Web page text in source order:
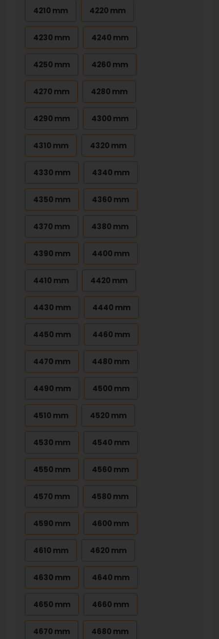
4210 mm 4220 mm
4230 mm 4240 mm
4250 mm 4260 mm
4270 mm 4280 mm
4290 mm 4300 mm
4310 mm 4320 mm
4330 mm 4340 mm
4350 mm 4360 mm
4370 mm 4380 mm
4390 mm 4400 mm
4410 mm 4420 mm
4430 mm 4440 mm
4450 mm 4460 mm
4470 mm 4480 mm
4490 mm 4500 mm
4510 mm 4520 mm
4530 mm 4540 mm
4550 mm 4560 mm
4570 mm 4580 mm
4590 mm 4600 mm
4610 mm 4620 mm
4630 mm 4640 mm
4650 mm 4660 mm
4670 mm 4680 mm